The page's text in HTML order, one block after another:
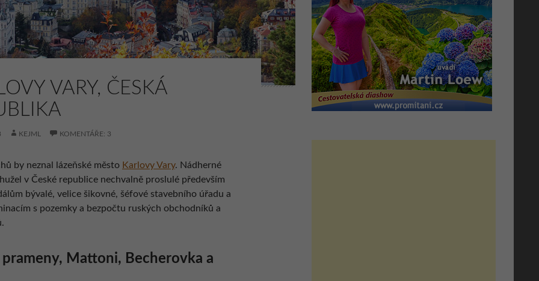
VARY, ČESKÁ
KEJML KOMENTÁŘE: 3
by neznal lázeňské město Karlovy Vary. Nádherné
v České republice nechvalně proslulé především
bývalé, velice šikovné, šéfové stavebního úřadu a
s pozemky a bezpočtu ruských obchodníků a
prameny, Mattoni, Becherovka a